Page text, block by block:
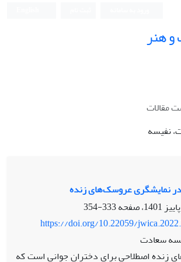
هنر
مقالات
نفیسه
در نمایشگری عروسک‌های زنده
333-354
https://doi.org/10.22059/
سعادت
زنده اصطلاحی برای دختران جوانی است که